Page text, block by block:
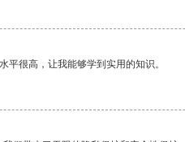
平很高，让我能够学到实用的知识。